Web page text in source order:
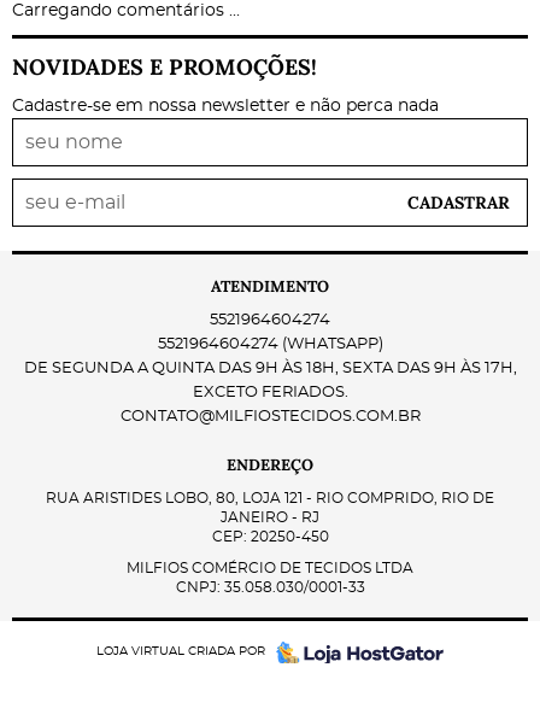
Carregando comentários ...
NOVIDADES E PROMOÇÕES!
Cadastre-se em nossa newsletter e não perca nada
CADASTRAR
ATENDIMENTO
5521964604274
5521964604274 (WHATSAPP)
DE SEGUNDA A QUINTA DAS 9H ÀS 18H, SEXTA DAS 9H ÀS 17H,
EXCETO FERIADOS.
CONTATO@MILFIOSTECIDOS.COM.BR
ENDEREÇO
RUA ARISTIDES LOBO, 80, LOJA 121 - RIO COMPRIDO, RIO DE
JANEIRO - RJ
CEP: 20250-450
MILFIOS COMÉRCIO DE TECIDOS LTDA
CNPJ: 35.058.030/0001-33
LOJA VIRTUAL CRIADA POR